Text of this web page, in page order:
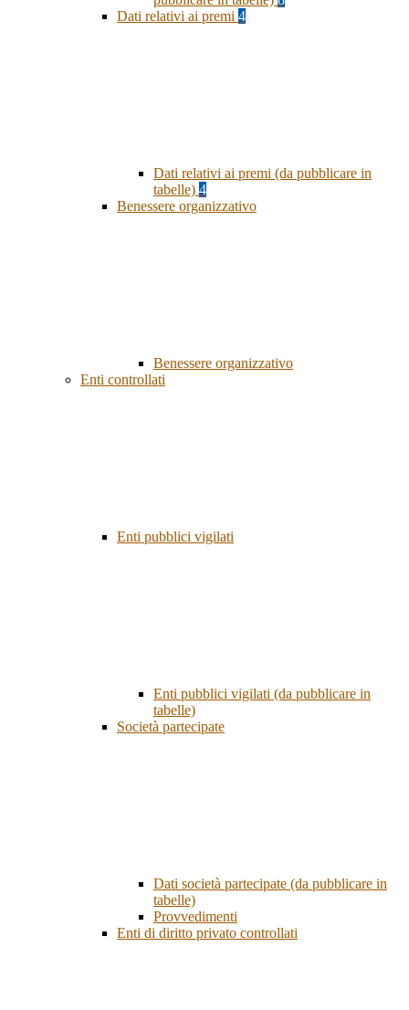
Dati relativi ai premi 4
Dati relativi ai premi (da pubblicare in
tabelle) 4
Benessere organizzativo
Benessere organizzativo
Enti controllati
Enti pubblici vigilati
Enti pubblici vigilati (da pubblicare in
tabelle)
Società partecipate
Dati società partecipate (da pubblicare in
tabelle)
Provvedimenti
Enti di diritto privato controllati